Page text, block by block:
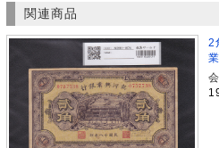
関連商品
2